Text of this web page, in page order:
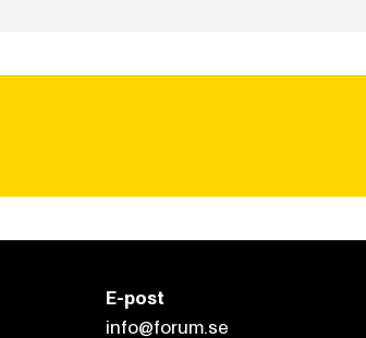
E-post
info@forum.se